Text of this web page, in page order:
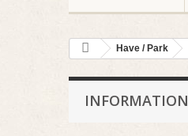
Have / Park
INFORMATION